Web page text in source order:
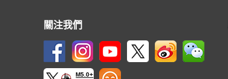
關注我們
M5.0+